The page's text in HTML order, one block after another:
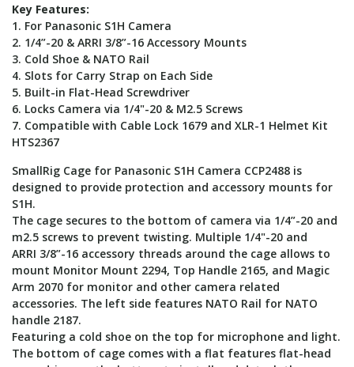
Key Features:
1. For Panasonic S1H Camera
2. 1/4”-20 & ARRI 3/8”-16 Accessory Mounts
3. Cold Shoe & NATO Rail
4. Slots for Carry Strap on Each Side
5. Built-in Flat-Head Screwdriver
6. Locks Camera via 1/4"-20 & M2.5 Screws
7. Compatible with Cable Lock 1679 and XLR-1 Helmet Kit
HTS2367
SmallRig Cage for Panasonic S1H Camera CCP2488 is
designed to provide protection and accessory mounts for
S1H.
The cage secures to the bottom of camera via 1/4”-20 and
m2.5 screws to prevent twisting. Multiple 1/4"-20 and
ARRI 3/8”-16 accessory threads around the cage allows to
mount Monitor Mount 2294, Top Handle 2165, and Magic
Arm 2070 for monitor and other camera related
accessories. The left side features NATO Rail for NATO
handle 2187.
Featuring a cold shoe on the top for microphone and light.
The bottom of cage comes with a flat features flat-head